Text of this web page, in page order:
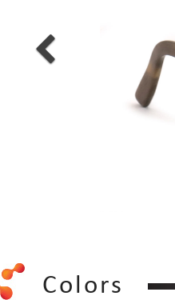
Colors